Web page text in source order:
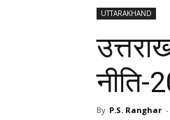
UTTARAKHAND
नीति-
By P.S. Ranghar -